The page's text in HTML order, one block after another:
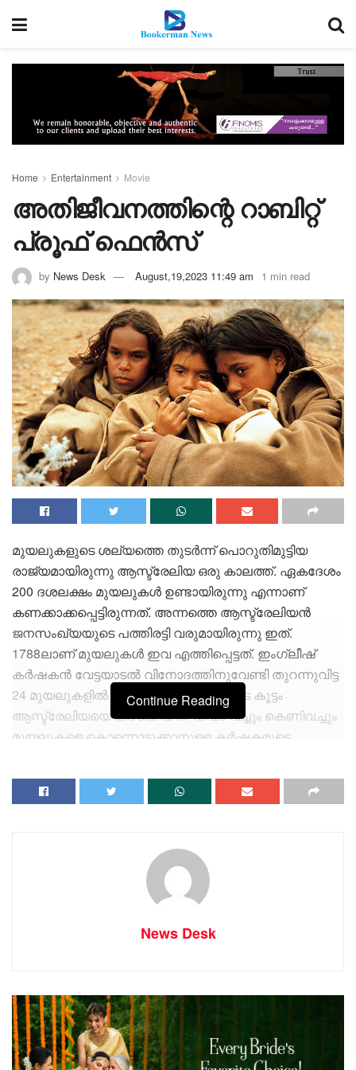
Home Entertainment Movie
അതിജീവനത്തിന്റെ റാബിറ്റ്
പ്രൂഫ് ഫെന്‍സ്
by News Desk August,19,2023 11:49 am 1 min read
മുയലുകളുടെ ശല്യത്തെ തുടര്‍ന്ന് പൊറുതിമുട്ടിയ
രാജ്യമായിരുന്നു ആസ്ട്രേലിയ ഒരു കാലത്ത്. ഏകദേശം
200 ദശലക്ഷം മുയലുകള്‍ ഉണ്ടായിരുന്നു എന്നാണ്
കണക്കാക്കപ്പെട്ടിരുന്നത്. അന്നത്തെ ആസ്ട്രേലിയന്‍
ജനസംഖ്യയുടെ പത്തിരട്ടി വരുമായിരുന്നു ഇത്.
1788ലാണ് മുയലുകള്‍ ഇവ എത്തിപ്പെട്ടത്. ഇംഗ്ലീഷ്
കര്‍ഷകന്‍ വേട്ടയാടല്‍ വിനോദത്തിനുവേണ്ടി തുറന്നുവിട്ട
24 മുയലുകളില്‍ നിന്നാണ് മുയലുകളുടെ കൂട്ടം
ആസ്ട്രേലിയയെ കീഴടക്കിയത്. വിഷം വച്ചും കെണിവച്ചും
മുയലുകളെ കൊന്നൊടുക്കാനുള്ള കര്‍ഷകരുടെ
ദശലക്ഷക്കണക്കിനു ഡോളര്‍ വരുമാനനഷ്ടം
ഉണ്ടാക്കിക്കൊണ്ടിരുന്ന ഇവയുടെ ശല്യം തടയാനുള്ള
ഫലഭൂയിഷ്ഠമായ കാര്‍ഷിക മേഖലയെ മുയലിന്റെ
ആധിക്യമുള്ള കിഴക്കന്‍ പ്രദേശങ്ങളില്‍ നിന്ന്
രക്ഷിക്കാന്‍ വേണ്ടി രാജ്യത്തിനു കുറുകെ 3250
എന്നതായിരുന്നു കമ്മിഷന്‍ കണ്ടെത്തിയ ഉപാധി.
ആരംഭത്തില്‍ ഓസ്ട്രേലിയന്‍ സര്‍ക്കാര്‍ കൈക്കൊണ്ട
ഈ പ്രത്യേക തീരുമാനവും അതേത്തുടര്‍ന്ന് ഒരു
വിഭാഗം മനുഷ്യര്‍ നേരിട്ട ഭീകരമായ വേട്ടയാടലിന്റെയും
Continue Reading
News Desk